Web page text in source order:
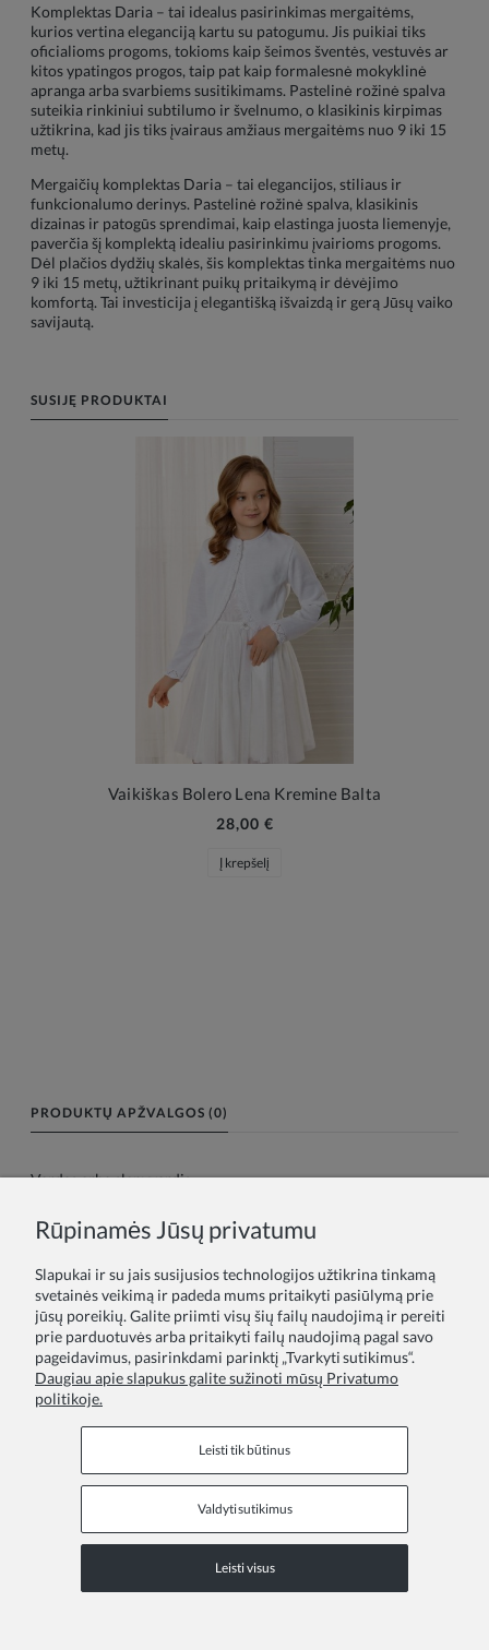
Komplektas Daria – tai idealus pasirinkimas mergaitėms,
kurios vertina eleganciją kartu su patogumu. Jis puikiai tiks
oficialioms progoms, tokioms kaip šeimos šventės, vestuvės ar
kitos ypatingos progos, taip pat kaip formalesnė mokyklinė
apranga arba svarbiems susitikimams. Pastelinė rožinė spalva
suteikia rinkiniui subtilumo ir švelnumo, o klasikinis kirpimas
užtikrina, kad jis tiks įvairaus amžiaus mergaitėms nuo 9 iki 15
metų.
Mergaičių komplektas Daria – tai elegancijos, stiliaus ir
funkcionalumo derinys. Pastelinė rožinė spalva, klasikinis
dizainas ir patogūs sprendimai, kaip elastinga juosta liemenyje,
paverčia šį komplektą idealiu pasirinkimu įvairioms progoms.
Dėl plačios dydžių skalės, šis komplektas tinka mergaitėms nuo
9 iki 15 metų, užtikrinant puikų pritaikymą ir dėvėjimo
komfortą. Tai investicija į elegantišką išvaizdą ir gerą Jūsų vaiko
savijautą.
SUSIJĘ PRODUKTAI
Vaikiškas Bolero Lena Kremine Balta
28,00 €
Į krepšelį
PRODUKTŲ APŽVALGOS (0)
Vardas arba slapyvardis:
Rūpinamės Jūsų privatumu
Slapukai ir su jais susijusios technologijos užtikrina tinkamą
svetainės veikimą ir padeda mums pritaikyti pasiūlymą prie
jūsų poreikių. Galite priimti visų šių failų naudojimą ir pereiti
prie parduotuvės arba pritaikyti failų naudojimą pagal savo
pageidavimus, pasirinkdami parinktį „Tvarkyti sutikimus“.
Daugiau apie slapukus galite sužinoti mūsų Privatumo
politikoje.
Leisti tik būtinus
Valdyti sutikimus
Leisti visus